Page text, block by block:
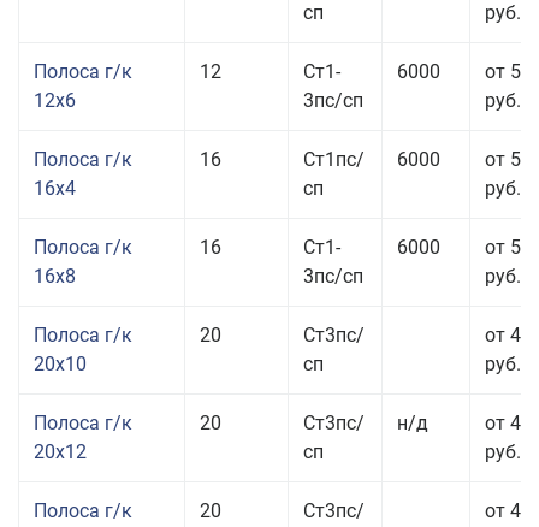
сп
руб.
Полоса г/к
12x6
12
Ст1-
3пс/сп
6000
от 52
руб.
Полоса г/к
16x4
16
Ст1пс/
сп
6000
от 53
руб.
Полоса г/к
16x8
16
Ст1-
3пс/сп
6000
от 57
руб.
Полоса г/к
20x10
20
Ст3пс/
сп
от 43
руб.
Полоса г/к
20x12
20
Ст3пс/
сп
н/д
от 44
руб.
Полоса г/к
20
Ст3пс/
от 48